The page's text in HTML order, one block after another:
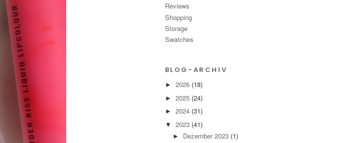
Reviews
Shopping
Storage
Swatches
BLOG-ARCHIV
► 2026 (18)
► 2025 (24)
► 2024 (31)
▼ 2023 (41)
► Dezember 2023 (1)